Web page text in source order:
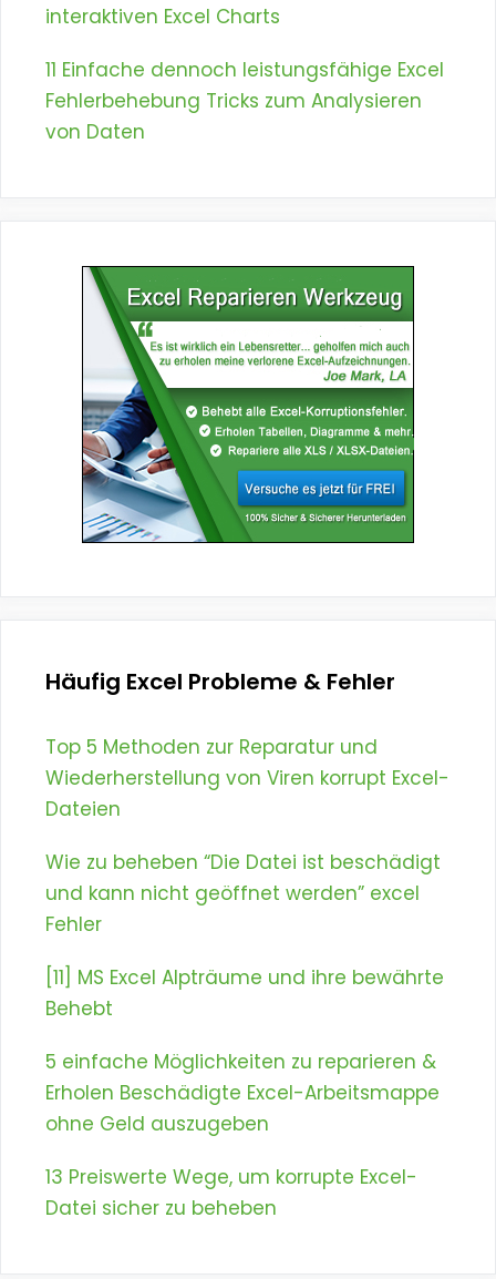
interaktiven Excel Charts
11 Einfache dennoch leistungsfähige Excel
Fehlerbehebung Tricks zum Analysieren
von Daten
Häufig Excel Probleme & Fehler
Top 5 Methoden zur Reparatur und
Wiederherstellung von Viren korrupt Excel-
Dateien
Wie zu beheben “Die Datei ist beschädigt
und kann nicht geöffnet werden” excel
Fehler
[11] MS Excel Alpträume und ihre bewährte
Behebt
5 einfache Möglichkeiten zu reparieren &
Erholen Beschädigte Excel-Arbeitsmappe
ohne Geld auszugeben
13 Preiswerte Wege, um korrupte Excel-
Datei sicher zu beheben